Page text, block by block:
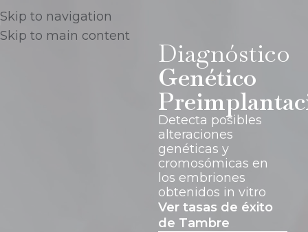
Skip to navigation
Skip to main content
Diagnóstico
Genético
Detecta posibles
alteraciones
genéticas y
cromosómicas en
los embriones
obtenidos in vitro
Ver tasas de éxito
de Tambre